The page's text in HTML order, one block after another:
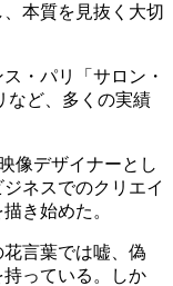
本質を⾒抜く⼤切
・パリ「サロン・
など、多くの実績
像デザイナーとし
ネスでのクリエイ
き始めた。
⾔葉では嘘、偽
っている。しか